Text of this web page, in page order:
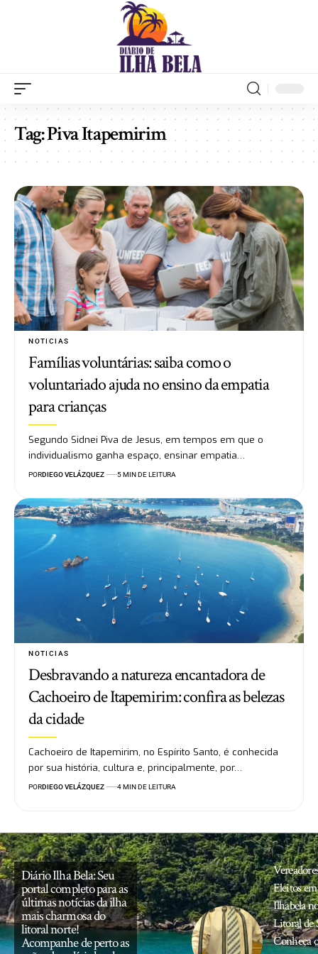
Tag:Piva Itapemirim
NOTICIAS
Famílias voluntárias: saiba como o
voluntariado ajuda no ensino da empatia
para crianças
Segundo Sidnei Piva de Jesus, em tempos em que o
individualismo ganha espaço, ensinar empatia…
PORDIEGO VELÁZQUEZ 5 MIN DE LEITURA
NOTICIAS
Desbravando a natureza encantadora de
Cachoeiro de Itapemirim: confira as belezas
da cidade
Cachoeiro de Itapemirim, no Espírito Santo, é conhecida
por sua história, cultura e, principalmente, por…
PORDIEGO VELÁZQUEZ 4 MIN DE LEITURA
Diário Ilha Bela: Seu
portal completo para as
últimas notícias da ilha
mais charmosa do
litoral norte!
Acompanhe de perto as
Eleitos em
Ilhabela
Litoral de
Conheça